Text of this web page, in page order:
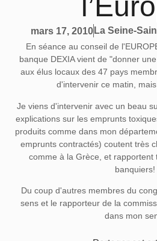
mars 17, 2010 La Seine-
En séance au conseil de
banque DEXIA vient de "donner
aux élus locaux des 47 pays
d'intervenir ce matin,
Je viens d'intervenir avec un beau
explications sur les emprunts
produits comme dans mon
emprunts contractés) coutent très
comme à la Grèce, et rapportent
banquiers!
Du coup d'autres membres du
sens et le rapporteur de la
dans mon